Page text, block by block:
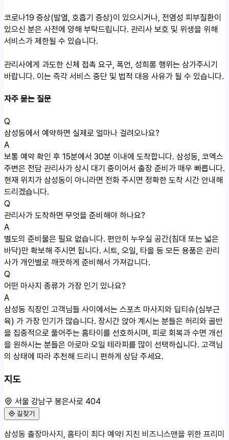
코로나19 증상(발열, 호흡기 증상)이 있으시거나, 전염성 피부질환이
있으신 분은 사전에 양해 부탁드립니다. 관리사 보호 및 위생을 위해
서비스가 제한될 수 있습니다.
관리사에게 과도한 신체 접촉 요구, 폭언, 성희롱 행위는 삼가주시기
바랍니다. 이는 즉각 서비스 중단 및 법적 대응 사유가 될 수 있습니다.
자주 묻는 질문
Q
삼성동에서 예약하면 실제로 얼마나 걸려오나요?
A
보통 예약 확인 후 15분에서 30분 이내에 도착합니다. 삼성동, 코엑스
주변은 전담 관리사가 상시 대기 중이어서 출장 준비가 매우 빠릅니다.
현재 위치가 삼성동이 아니라면 전화 주시면 정확한 도착 시간 안내해
드리겠습니다.
Q
관리사가 도착하면 무엇을 준비해야 하나요?
A
별도의 준비물은 필요 없습니다. 편안히 누우실 공간(침대 또는 넓은
바닥)만 확보해 주시면 됩니다. 시트, 오일, 타올 등 모든 용품은 관리
사가 개인별로 깨끗하게 준비해서 가져갑니다.
Q
어떤 마사지 종류가 가장 인기 있나요?
A
삼성동 직장인 고객님들 사이에서는 스포츠 마사지와 딥티슈(심부근
육) 가 가장 인기가 많습니다. 장시간 앉아 계시는 분들은 허리와 골반
을 집중적으로 풀어주는 홈타이를 선호하시며, 피로 회복과 수면 개선
을 원하시는 분들은 아로마 오일 테라피를 많이 선택하십니다. 고객님
의 상태에 따라 추천해 드리니 편하게 상담 주세요.
지도
서울 강남구 봉은사로 404
길찾기
서울 강남구 봉은사로 404
삼성동 출장마사지, 홈타이 최다 예약! 지친 비즈니스맨을 위한 프리미